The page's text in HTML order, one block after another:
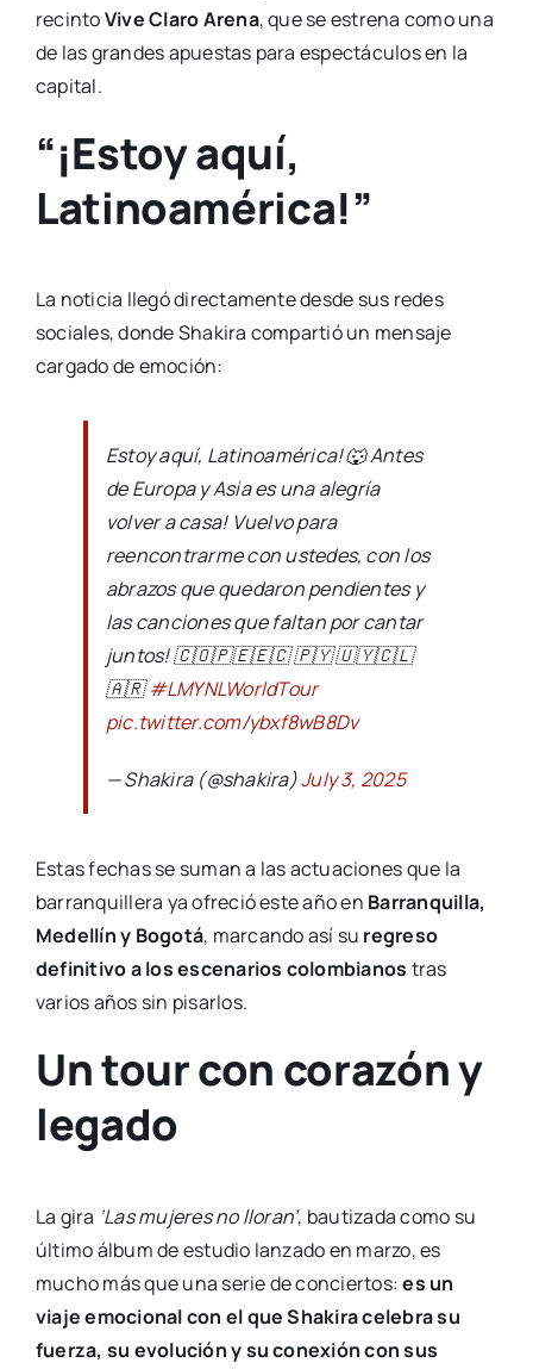
recintoVive Claro Arena, que se estrena como una
de las grandes apuestas para espectáculos en la
capital.
“¡Estoy aquí,
Latinoamérica!”
La noticia llegó directamente desde sus redes
sociales, donde Shakira compartió un mensaje
cargado de emoción:
Estoy aquí, Latinoamérica! 🐺 Antes
de Europa y Asia es una alegría
volver a casa! Vuelvo para
reencontrarme con ustedes, con los
abrazos que quedaron pendientes y
las canciones que faltan por cantar
juntos! 🇨🇴🇵🇪🇪🇨 🇵🇾 🇺🇾🇨🇱
🇦🇷#LMYNLWorldTour
pic.twitter.com/ybxf8wB8Dv
— Shakira (@shakira)July 3, 2025
Estas fechas se suman a las actuaciones que la
barranquillera ya ofreció este año en Barranquilla,
Medellín y Bogotá, marcando así su regreso
definitivo a los escenarios colombianos tras
varios años sin pisarlos.
Un tour con corazón y
legado
La gira ‘Las mujeres no lloran’, bautizada como su
último álbum de estudio lanzado en marzo, es
mucho más que una serie de conciertos:es un
viaje emocional con el que Shakira celebra su
fuerza, su evolución y su conexión con sus